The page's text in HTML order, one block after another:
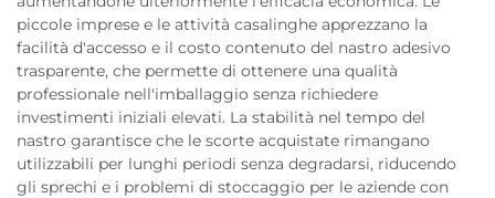
piccole imprese e le attività casalinghe apprezzano la
facilità d'accesso e il costo contenuto del nastro adesivo
trasparente, che permette di ottenere una qualità
professionale nell'imballaggio senza richiedere
investimenti iniziali elevati. La stabilità nel tempo del
nastro garantisce che le scorte acquistate rimangano
utilizzabili per lunghi periodi senza degradarsi, riducendo
gli sprechi e i problemi di stoccaggio per le aziende con